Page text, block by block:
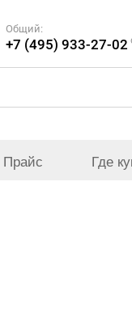
Общий:
+7 (495) 933-27-02
Прайс Где